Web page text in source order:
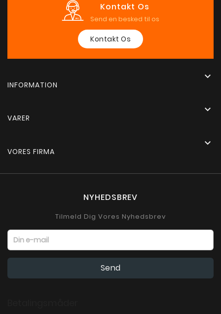
Kontakt Os
Send en besked til os
Kontakt Os
INFORMATION

VARER

VORES FIRMA

NYHEDSBREV
Tilmeld Dig Vores Nyhedsbrev